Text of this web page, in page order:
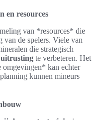
en resources
van *resources* die
van de spelers. Viele van
die strategisch
uitrusting te verbeteren. Het
kan echter
kunnen mineurs